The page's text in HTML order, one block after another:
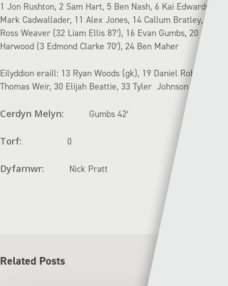
1 Jon Rushton, 2 Sam Hart, 5 Ben Nash, 6 Kai Edwards, 10
Mark Cadwallader, 11 Alex Jones, 14 Callum Bratley, 15
Ross Weaver (32 Liam Ellis 87′), 16 Evan Gumbs, 20 Conor
Harwood (3 Edmond Clarke 70′), 24 Ben Maher
Eilyddion eraill: 13 Ryan Woods (gk), 19 Daniel Roberts, 23
Thomas Weir, 30 Elijah Beattie, 33 Tyler Johnson
Cerdyn Melyn: Gumbs 42′
Torf: 0
Dyfarnwr: Nick Pratt
Related Posts